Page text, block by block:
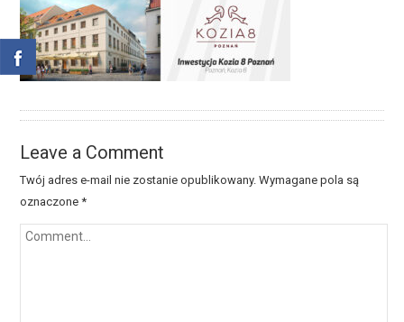
Leave a Comment
Twój adres e-mail nie zostanie opublikowany. Wymagane pola są
oznaczone*